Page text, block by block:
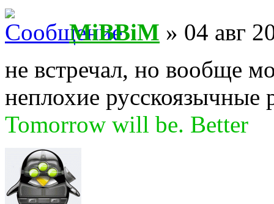
MiBBiM » 04 авг
не встречал, но вообще
неплохие русскоязычные
Tomorrow will be. Better